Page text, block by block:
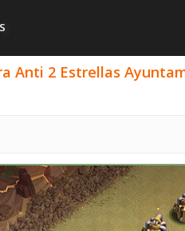
Anti 2 Estrellas